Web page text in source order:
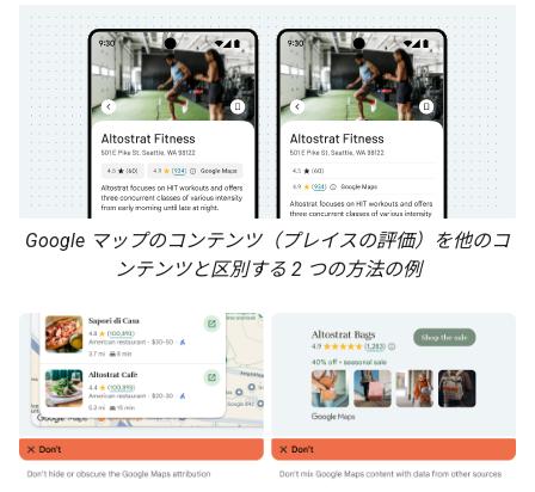
Google マップのコンテンツ（プレイスの評価）を他のコ
ンテンツと区別する 2 つの方法の例